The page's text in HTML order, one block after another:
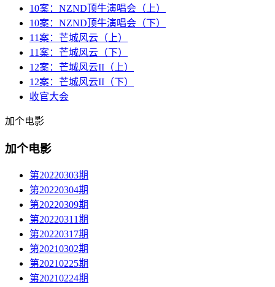
10案：NZND顶牛演唱会（上）
10案：NZND顶牛演唱会（下）
11案：芒城风云（上）
11案：芒城风云（下）
12案：芒城风云II（上）
12案：芒城风云II（下）
收官大会
加个电影
加个电影
第20220303期
第20220304期
第20220309期
第20220311期
第20220317期
第20210302期
第20210225期
第20210224期